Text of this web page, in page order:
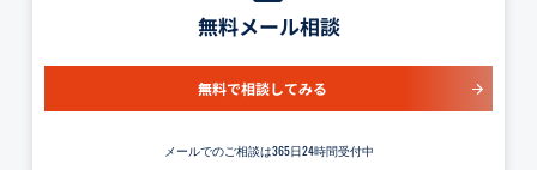
無料メール相談
無料で相談してみる
メールでのご相談は365日24時間受付中